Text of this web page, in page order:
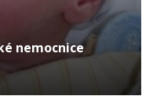
nemocnice